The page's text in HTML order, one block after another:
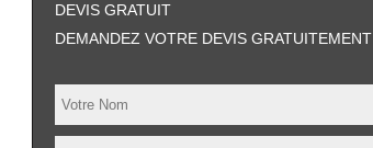
DEVIS GRATUIT
DEMANDEZ VOTRE DEVIS GRATUITEMENT